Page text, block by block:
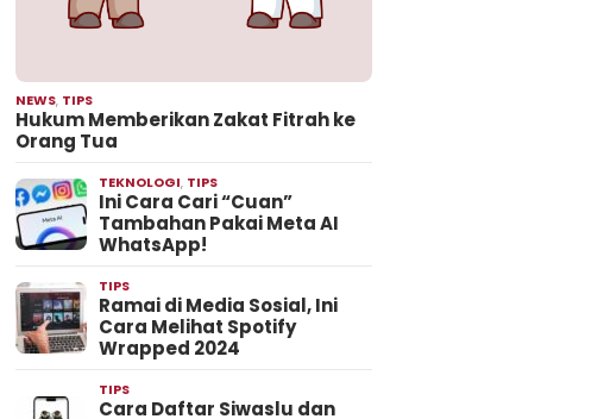
NEWS, TIPS
Hukum Memberikan Zakat Fitrah ke
Orang Tua
TEKNOLOGI, TIPS
Ini Cara Cari “Cuan”
Tambahan Pakai Meta AI
WhatsApp!
TIPS
Ramai di Media Sosial, Ini
Cara Melihat Spotify
Wrapped 2024
TIPS
Cara Daftar Siwaslu dan